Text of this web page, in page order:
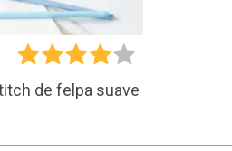
de felpa suave